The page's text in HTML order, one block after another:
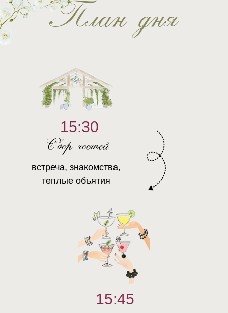
План дня
Сбор гостей
встреча, знакомства,
теплые объятия
15:30
15:45